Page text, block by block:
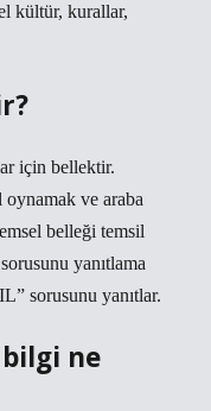
kültür, kurallar,
için bellektir.
ve araba
belleği temsil
yanıtlama
sorusunu yanıtlar.
ne